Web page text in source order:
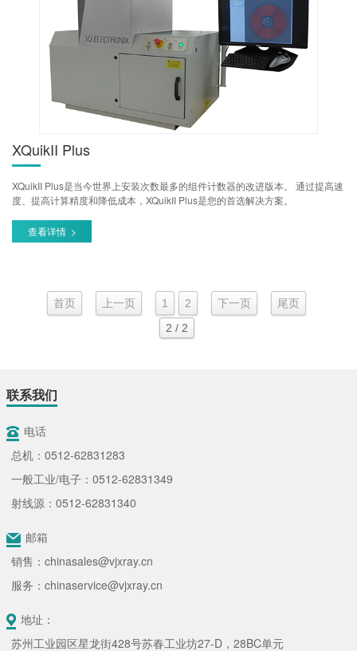
XQuikII Plus
XQuikII Plus是当今世界上安装次数最多的组件计数器的改进版本。 通过提高速
度、提高计算精度和降低成本，XQuikII Plus是您的首选解决方案。
查看详情 >
首页 上一页 1 2 下一页
尾页
2 / 2
联系我们
电话
总机：0512-62831283
一般工业/电子：0512-62831349
射线源：0512-62831340
邮箱
销售：chinasales@vjxray.cn
服务：chinaservice@vjxray.cn
地址：
苏州工业园区星龙街428号苏春工业坊27-D，28BC单元